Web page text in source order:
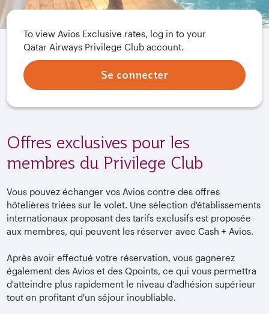
To view Avios Exclusive rates, log in to your
Qatar Airways Privilege Club account.
Se connecter
Offres exclusives pour les
membres du Privilege Club
Vous pouvez échanger vos Avios contre des offres
hôtelières triées sur le volet. Une sélection d'établissements
internationaux proposant des tarifs exclusifs est proposée
aux membres, qui peuvent les réserver avec Cash + Avios.
Après avoir effectué votre réservation, vous gagnerez
également des Avios et des Qpoints, ce qui vous permettra
d'atteindre plus rapidement le niveau d'adhésion supérieur
tout en profitant d'un séjour inoubliable.